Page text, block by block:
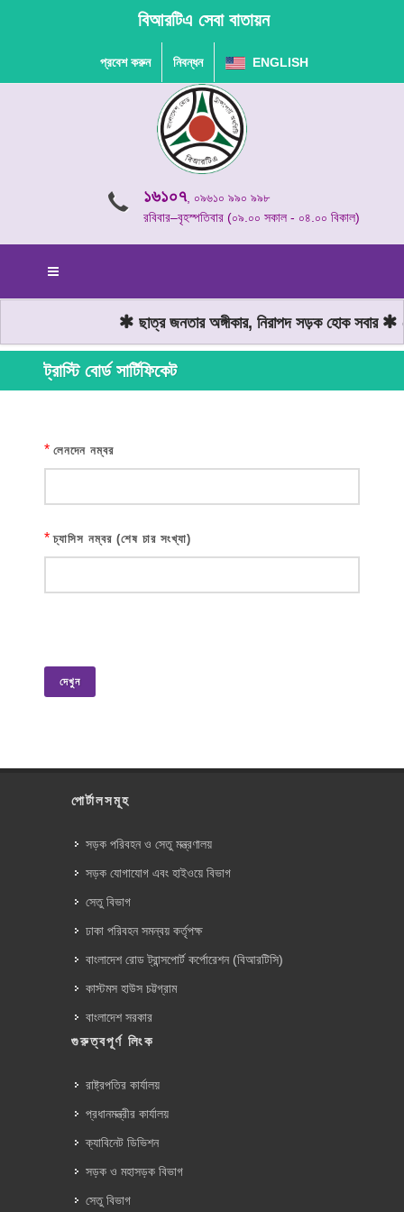
বিআরটিএ সেবা বাতায়ন
প্রবেশ করুন নিবন্ধন ENGLISH
১৬১০৭, ০৯৬১০ ৯৯০ ৯৯৮
রবিবার–বৃহস্পতিবার (০৯.০০ সকাল - ০৪.০০ বিকাল)
ছাত্র জনতার অঙ্গীকার, নিরাপদ সড়ক হোক সবার
ট্রাস্টি বোর্ড সার্টিফিকেট
* লেনদেন নম্বর
* চ্যাসিস নম্বর (শেষ চার সংখ্যা)
দেখুন
পোর্টালসমূহ
সড়ক পরিবহন ও সেতু মন্ত্রণালয়
সড়ক যোগাযোগ এবং হাইওয়ে বিভাগ
সেতু বিভাগ
ঢাকা পরিবহন সমন্বয় কর্তৃপক্ষ
বাংলাদেশ রোড ট্রান্সপোর্ট কর্পোরেশন (বিআরটিসি)
কাস্টমস হাউস চট্টগ্রাম
বাংলাদেশ সরকার
গুরুত্বপূর্ণ লিংক
রাষ্ট্রপতির কার্যালয়
প্রধানমন্ত্রীর কার্যালয়
ক্যাবিনেট ডিভিশন
সড়ক ও মহাসড়ক বিভাগ
সেতু বিভাগ